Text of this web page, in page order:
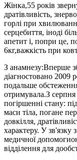
Жінка,55 років
дратівливість,
горлі при
серцебиття, іноді
апетит і, попри це,
6кг,важкість при
З анамнезу:Вперше
діагностовано 2009
подальше
отримувала.З
погіршенні стану:
маси тіла, погане
довкілля,
характеру. У зв'язку
медичної
відділення для